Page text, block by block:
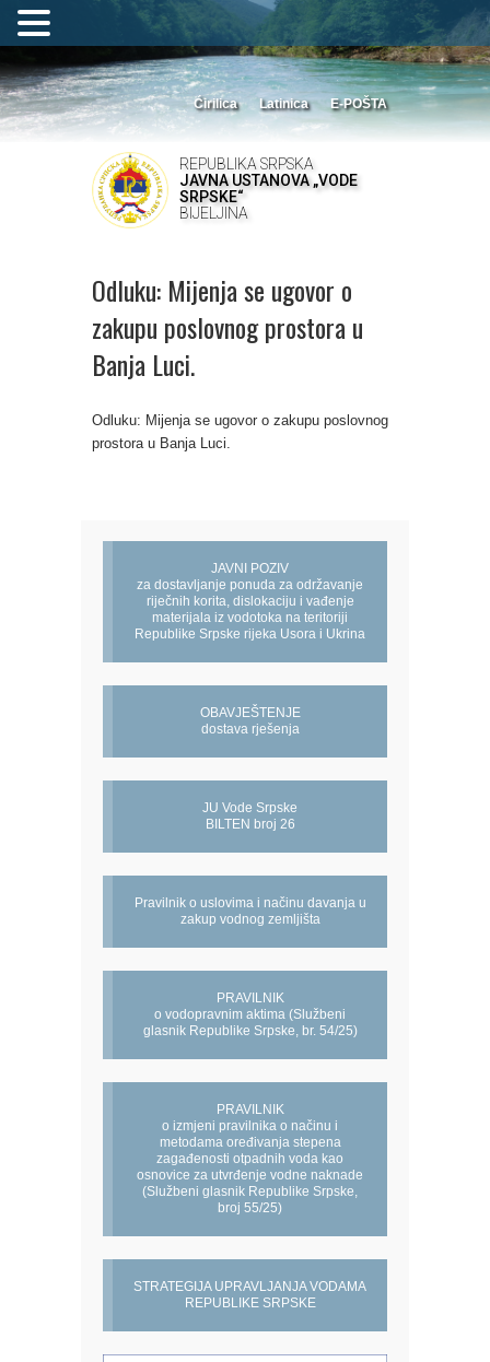
Ćirilica Latinica E-POŠTA
REPUBLIKA SRPSKA
JAVNA USTANOVA „VODE
SRPSKE“
BIJELJINA
Odluku: Mijenja se ugovor o
zakupu poslovnog prostora u
Banja Luci.
Odluku: Mijenja se ugovor o zakupu poslovnog
prostora u Banja Luci.
JAVNI POZIV
za dostavljanje ponuda za održavanje
riječnih korita, dislokaciju i vađenje
materijala iz vodotoka na teritoriji
Republike Srpske rijeka Usora i Ukrina
OBAVJEŠTENJE
dostava rješenja
JU Vode Srpske
BILTEN broj 26
Pravilnik o uslovima i načinu davanja u
zakup vodnog zemljišta
PRAVILNIK
o vodopravnim aktima (Službeni
glasnik Republike Srpske, br. 54/25)
PRAVILNIK
o izmjeni pravilnika o načinu i
metodama oređivanja stepena
zagađenosti otpadnih voda kao
osnovice za utvrđenje vodne naknade
(Službeni glasnik Republike Srpske,
broj 55/25)
STRATEGIJA UPRAVLJANJA VODAMA
REPUBLIKE SRPSKE